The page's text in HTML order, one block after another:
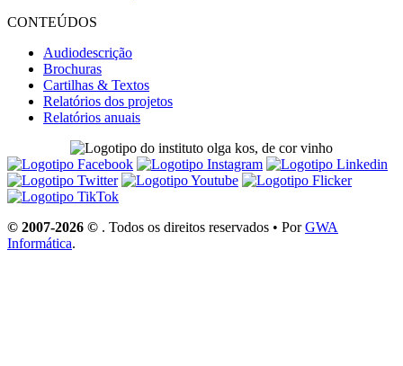
CONTEÚDOS
Audiodescrição
Brochuras
Cartilhas & Textos
Relatórios dos projetos
Relatórios anuais
© 2007-2026 © . Todos os direitos reservados • PorGWA
Informática.